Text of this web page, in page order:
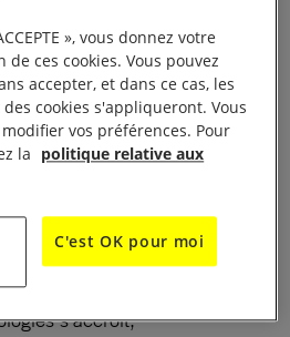
le festival veut au contraire
et susciter l’échange.
le terrorisme ou de la
deviennent la norme et
les discriminations
sont instrumentalisées au
ou économiques.
s’accroît,
», vous donnez votre
ces cookies. Vous pouvez
accepter, et dans ce cas, les
cookies s'appliqueront. Vous
vos préférences. Pour
la politique relative aux
C'est OK pour moi